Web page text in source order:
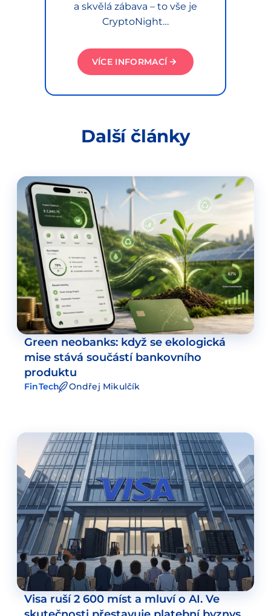
a skvělá zábava – to vše je
CryptoNight…
VÍCE INFORMACÍ
Další články
Green neobanks: když se ekologická
mise stává součástí bankovního
produktu
FinTech Ondřej Mikulčík
Visa ruší 2 600 míst a mluví o AI. Ve